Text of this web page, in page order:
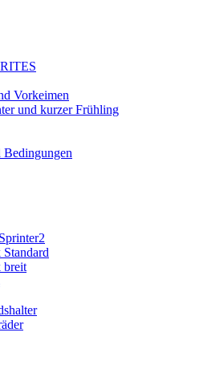
Vorkeimen
und kurzer Frühling
Bedingungen
breit